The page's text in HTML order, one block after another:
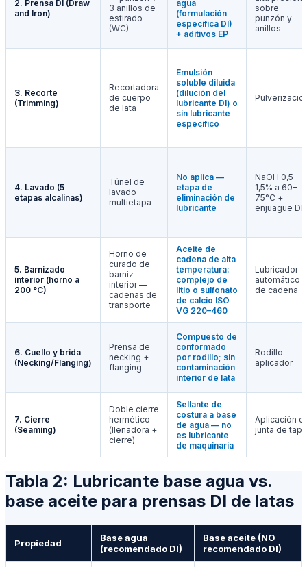
2. Prensa DI (Draw
and Iron)
3 anillos de
estirado
(WC)
agua
(formulación
específica DI)
+ aditivos EP
sobre
punzón y
anillos
3. Recorte
(Trimming)
Recortadora
de cuerpo
de lata
Emulsión
soluble diluida
(dilución del
lubricante DI) o
sin lubricante
específico
4. Lavado (5
etapas alcalinas)
Túnel de
lavado
multietapa
No aplica —
etapa de
eliminación de
lubricante
NaOH 0,5–
1,5% a 60–
75°C +
enjuague DI
5. Barnizado
interior (horno a
200 °C)
Horno de
curado de
barniz
interior —
cadenas de
transporte
Aceite de
cadena de alta
temperatura:
complejo de
litio o sulfonato
de calcio ISO
VG 220–460
Lubricador
automático
de cadena
6. Cuello y brida
(Necking/Flanging)
Prensa de
necking +
flanging
Compuesto de
conformado
por rodillo; sin
contaminación
interior de lata
Rodillo
aplicador
7. Cierre
(Seaming)
Doble cierre
hermético
(llenadora +
cierre)
Sellante de
costura a base
de agua — no
es lubricante
de maquinaria
Aplicación
junta de tapa
Tabla 2: Lubricante base agua vs.
base aceite para prensas DI de latas
Propiedad
Base agua
(recomendado DI)
Base aceite (NO
recomendado DI)